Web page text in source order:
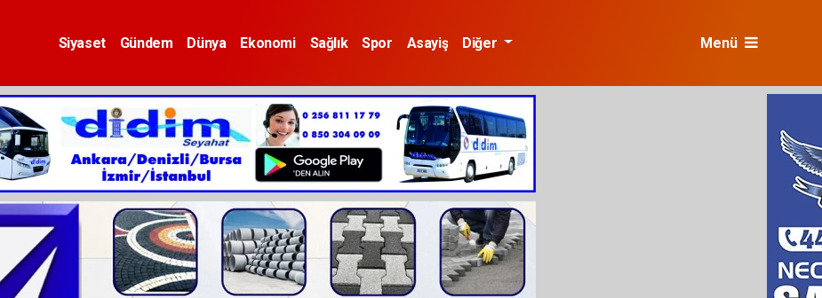
Siyaset Gündem Dünya Ekonomi Sağlık Spor Asayiş Diğer Menü